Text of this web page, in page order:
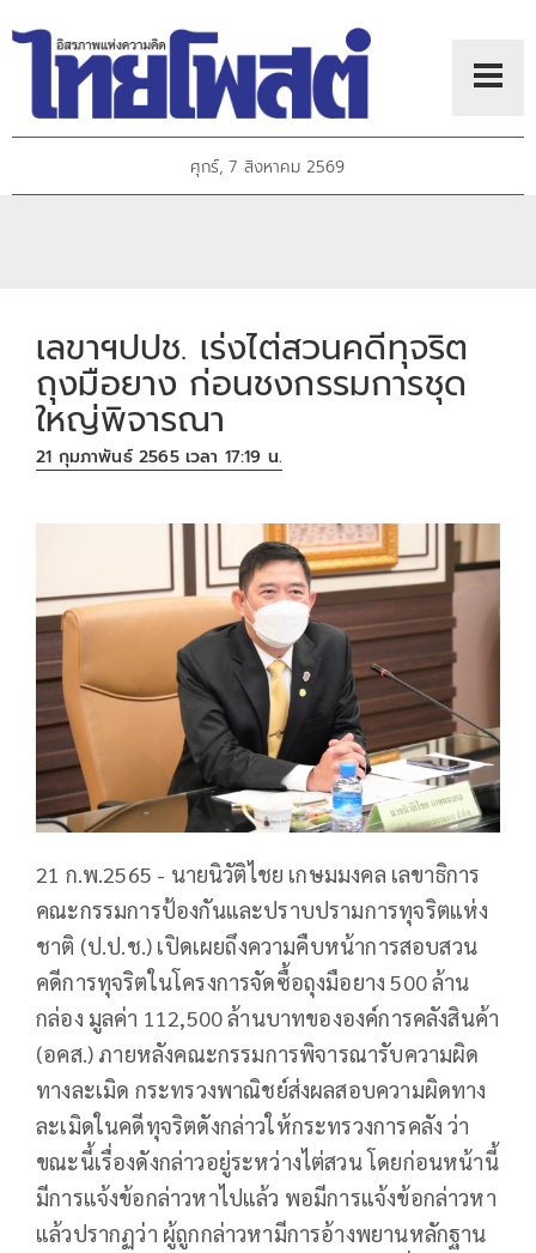
ศุกร์, 7 สิงหาคม 2569
เลขาฯปปช. เร่งไต่สวนคดีทุจริต
ถุงมือยาง ก่อนชงกรรมการชุด
ใหญ่พิจารณา
21 กุมภาพันธ์ 2565 เวลา 17:19 น.
21 ก.พ.2565 - นายนิวัติไชย เกษมมงคล เลขาธิการ
คณะกรรมการป้องกันและปราบปรามการทุจริตแห่ง
ชาติ (ป.ป.ช.) เปิดเผยถึงความคืบหน้าการสอบสวน
คดีการทุจริตในโครงการจัดซื้อถุงมือยาง 500 ล้าน
กล่อง มูลค่า 112,500 ล้านบาทขององค์การคลังสินค้า
(อคส.) ภายหลังคณะกรรมการพิจารณารับความผิด
ทางละเมิด กระทรวงพาณิชย์ส่งผลสอบความผิดทาง
ละเมิดในคดีทุจริตดังกล่าวให้กระทรวงการคลัง ว่า
ขณะนี้เรื่องดังกล่าวอยู่ระหว่างไต่สวน โดยก่อนหน้านี้
มีการแจ้งข้อกล่าวหาไปแล้ว พอมีการแจ้งข้อกล่าวหา
แล้วปรากฏว่า ผู้ถูกกล่าวหามีการอ้างพยานหลักฐาน